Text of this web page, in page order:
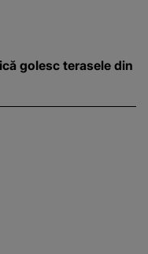
golesc terasele din